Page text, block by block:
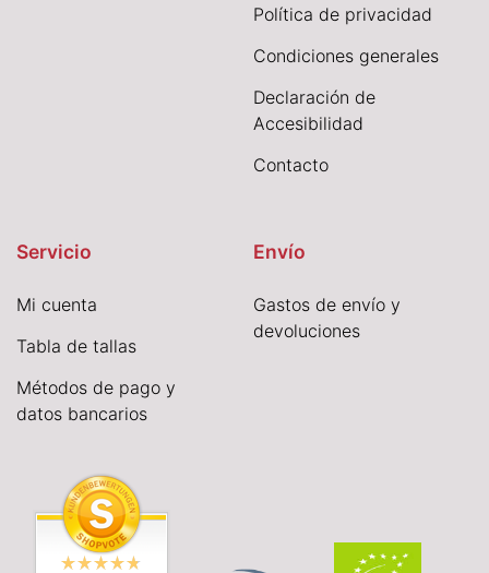
Política de privacidad
Condiciones generales
Declaración de
Accesibilidad
Contacto
Servicio
Mi cuenta
Tabla de tallas
Métodos de pago y
datos bancarios
Envío
Gastos de envío y
devoluciones